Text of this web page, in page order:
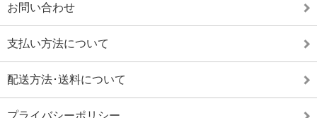
お問い合わせ
支払い方法について
配送方法･送料について
プライバシーポリシー